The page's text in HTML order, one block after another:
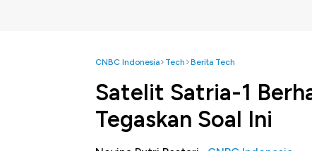
CNBC Indonesia Tech Berita Tech
Satelit Satria-1
Tegaskan Soal Ini